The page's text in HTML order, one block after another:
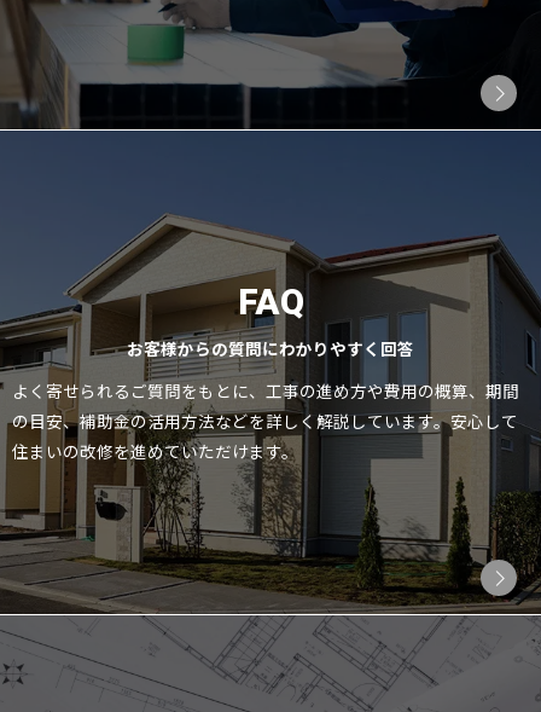
FAQ
お客様からの質問にわかりやすく回答
よく寄せられるご質問をもとに、工事の進め方や費用の概算、期間
の目安、補助金の活用方法などを詳しく解説しています。安心して
住まいの改修を進めていただけます。